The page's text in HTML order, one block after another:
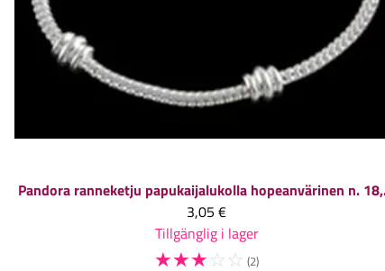
Pandora
3,05 €
Tillgänglig i lager
☆☆☆☆ ☆ (2)